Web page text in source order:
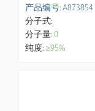
产品编号: A873854
分子式:
分子量:0
纯度: ≥95%